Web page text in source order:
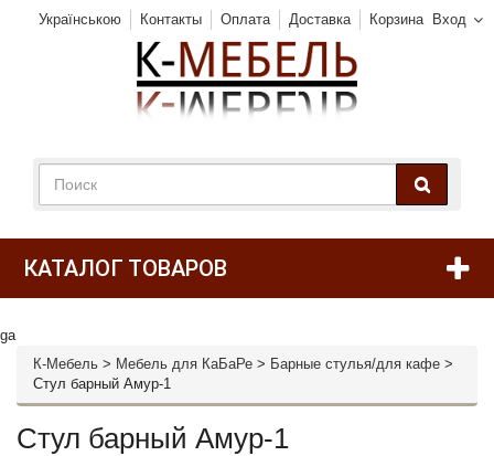
Вход
Українською Контакты Оплата Доставка Корзина
КАТАЛОГ ТОВАРОВ
ga
К-Мебель > Мебель для КаБаРе > Барные стулья/для кафе >
Стул барный Амур-1
Стул барный Амур-1